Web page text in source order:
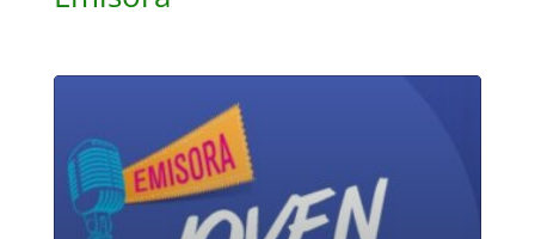
Reproductor